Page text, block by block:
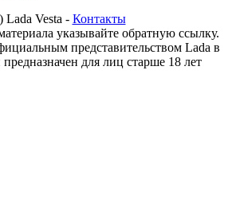
Lada Vesta - Контакты
указывайте обратную ссылку.
представительством Lada в
для лиц старше 18 лет